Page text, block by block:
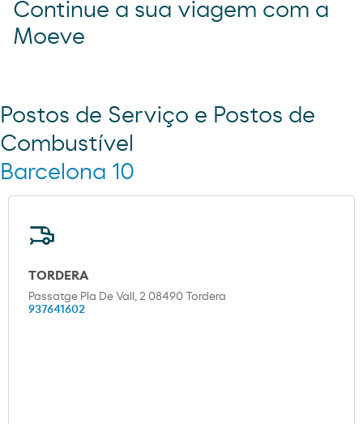
Continue a sua viagem com a
Moeve
Postos de Serviço e Postos de
Combustível
Barcelona 10
TORDERA
Passatge Pla De Vall, 2 08490 Tordera
937641602